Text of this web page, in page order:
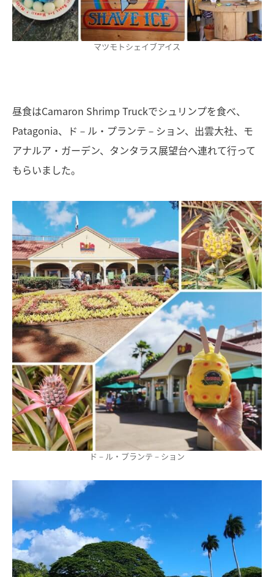
マツモトシェイブアイス
昼食はCamaron Shrimp Truckでシュリンプを食べ、
Patagonia、ド－ル・プランテ－ション、出雲大社、モ
アナルア・ガーデン、タンタラス展望台へ連れて行って
もらいました。
ド－ル・プランテ－ション